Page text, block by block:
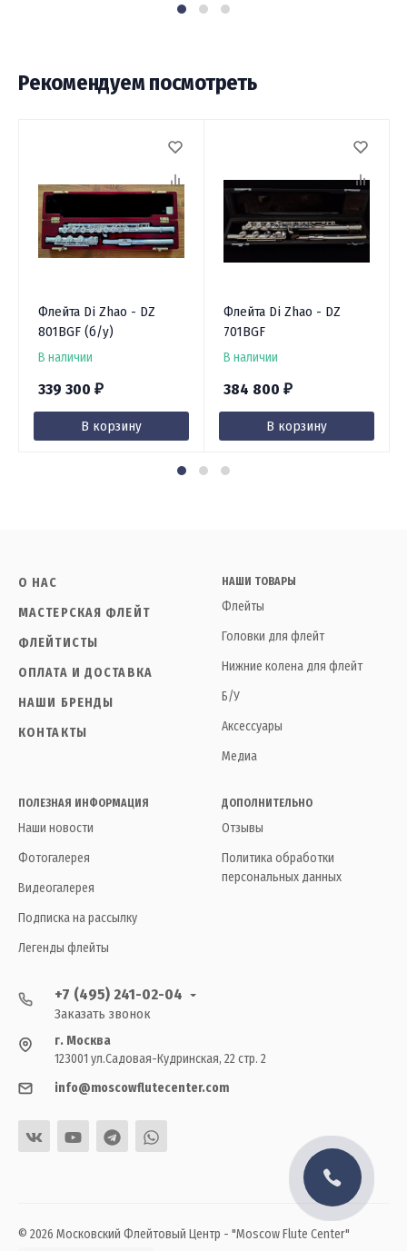
Рекомендуем посмотреть
Флейта Di Zhao - DZ
801BGF (б/у)
В наличии
339 300 ₽
В корзину
Флейта Di Zhao - DZ
701BGF
В наличии
384 800 ₽
В корзину
О НАС
МАСТЕРСКАЯ ФЛЕЙТ
ФЛЕЙТИСТЫ
ОПЛАТА И ДОСТАВКА
НАШИ БРЕНДЫ
КОНТАКТЫ
НАШИ ТОВАРЫ
Флейты
Головки для флейт
Нижние колена для флейт
Б/У
Аксессуары
Медиа
ПОЛЕЗНАЯ ИНФОРМАЦИЯ
Наши новости
Фотогалерея
Видеогалерея
Подписка на рассылку
Легенды флейты
ДОПОЛНИТЕЛЬНО
Отзывы
Политика обработки
персональных данных
+7 (495) 241-02-04
Заказать звонок
г. Москва
123001 ул.Садовая-Кудринская, 22 стр. 2
info@moscowflutecenter.com
© 2026 Московский Флейтовый Центр - "Moscow Flute Center"